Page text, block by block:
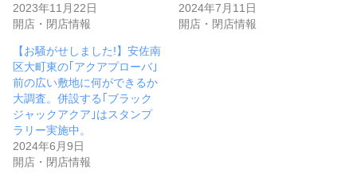
2023年11月22日
開店・閉店情報
2024年7月11日
開店・閉店情報
【お騒がせしました!】安佐南
区大町東の｢アクアプローバ｣
前の広い敷地に何ができるか
大調査。併設する｢ブラック
ジャックアクア｣はスタンプ
ラリー実施中。
2024年6月9日
開店・閉店情報